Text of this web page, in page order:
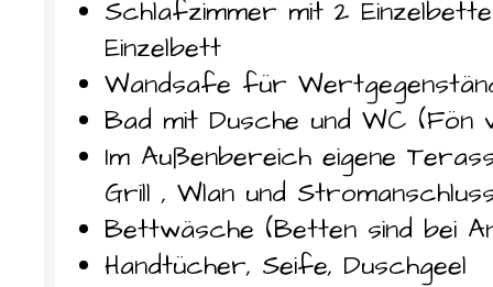
Schlafzimmer mit 2
Einzelbett
Wandsafe für
Bad mit Dusche und WC (Fön
Im Außenbereich eigene
Grill , Wlan und
Bettwäsche (Betten sind bei
Handtücher, Seife, Duschgeel